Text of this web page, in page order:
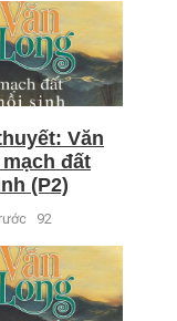
Văn
đất
(P2)
92